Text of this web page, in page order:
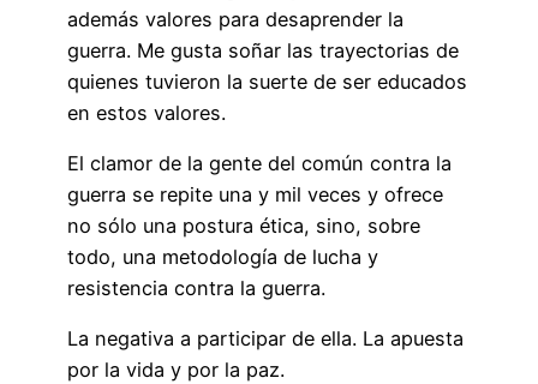
además valores para desaprender la
guerra. Me gusta soñar las trayectorias de
quienes tuvieron la suerte de ser educados
en estos valores.
El clamor de la gente del común contra la
guerra se repite una y mil veces y ofrece
no sólo una postura ética, sino, sobre
todo, una metodología de lucha y
resistencia contra la guerra.
La negativa a participar de ella. La apuesta
por la vida y por la paz.